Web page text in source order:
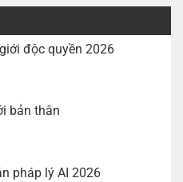
độc quyền 2026
bản thân
pháp lý AI 2026